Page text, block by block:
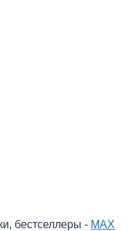
бестселлеры - MAX